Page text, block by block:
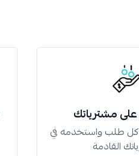
مشترياتك
طلب واستخدمه في
القادمة